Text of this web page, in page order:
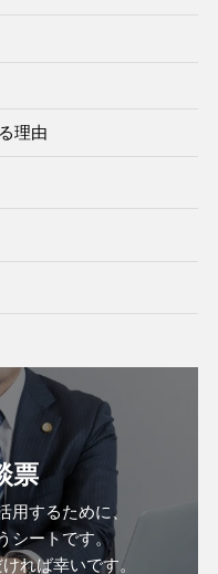
理由
票
用するために、
シートです。
れば幸いです。